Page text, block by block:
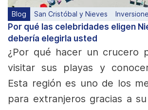
Blog San Cristóbal y Nieves
Por qué las celebridades eligen
debería elegirla usted
¿Por qué hacer un crucero
visitar sus playas y
Esta región es uno de los
para extranjeros gracias a